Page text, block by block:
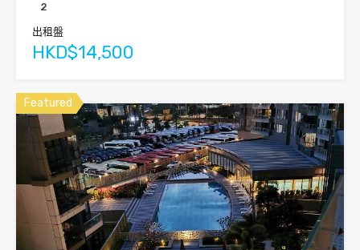
2
出租盤
HKD$14,500
Featured